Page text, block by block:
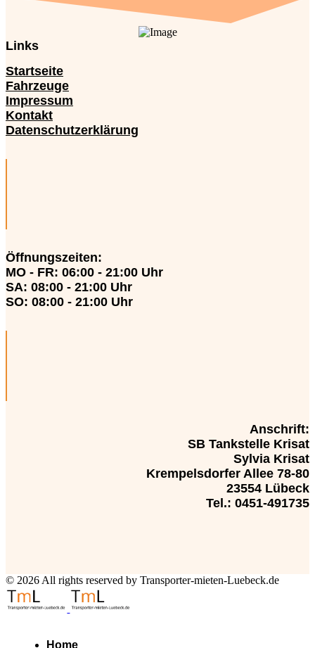
Links
Startseite
Fahrzeuge
Impressum
Kontakt
Datenschutzerklärung
Öffnungszeiten:
MO - FR: 06:00 - 21:00 Uhr
SA: 08:00 - 21:00 Uhr
SO: 08:00 - 21:00 Uhr
Anschrift:
SB Tankstelle Krisat
Sylvia Krisat
Krempelsdorfer Allee 78-80
23554 Lübeck
Tel.: 0451-491735
© 2026 All rights reserved by Transporter-mieten-Luebeck.de
Home